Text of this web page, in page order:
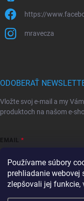
Používame súbory
prehliadanie webovej
zlepšovali jej
https://
mravecza
ODOBERAŤ
Vložte svoj e-mail a my
produktoch na našom e-
EMAIL
Vložením e-mailu súhlasíte